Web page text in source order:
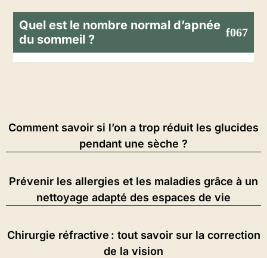
Quel est le nombre normal d’apnée
du sommeil ?
Comment savoir si l’on a trop réduit les glucides
pendant une sèche ?
Prévenir les allergies et les maladies grâce à un
nettoyage adapté des espaces de vie
Chirurgie réfractive : tout savoir sur la correction
de la vision